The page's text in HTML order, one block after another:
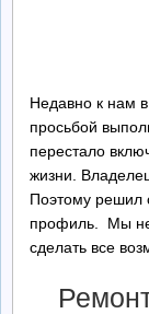
Обратная Связь
Недавно к нам
просьбой
перестало
жизни.
Поэтому решил
профиль. Мы не
сделать все